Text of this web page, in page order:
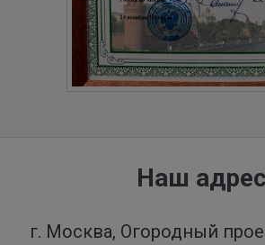
Наш адрес
г. Москва, Огородный